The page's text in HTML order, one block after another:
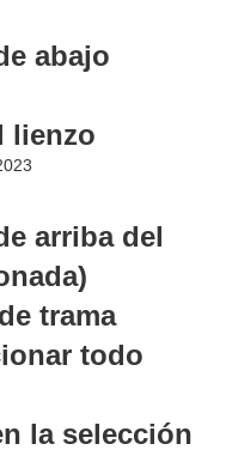
abajo
lienzo
arriba del
trama
todo
la selección